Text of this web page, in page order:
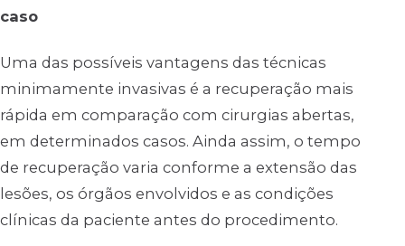
caso
Uma das possíveis vantagens das técnicas
minimamente invasivas é a recuperação mais
rápida em comparação com cirurgias abertas,
em determinados casos. Ainda assim, o tempo
de recuperação varia conforme a extensão das
lesões, os órgãos envolvidos e as condições
clínicas da paciente antes do procedimento.